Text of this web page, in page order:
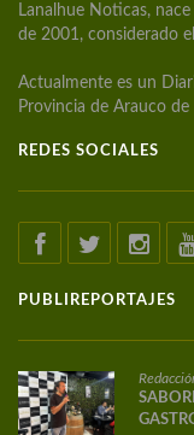
Lanalhue Noticas,
de 2001, considerado
Actualmente es un
Provincia de Arauco
REDES SOCIALES
PUBLIREPORTAJES